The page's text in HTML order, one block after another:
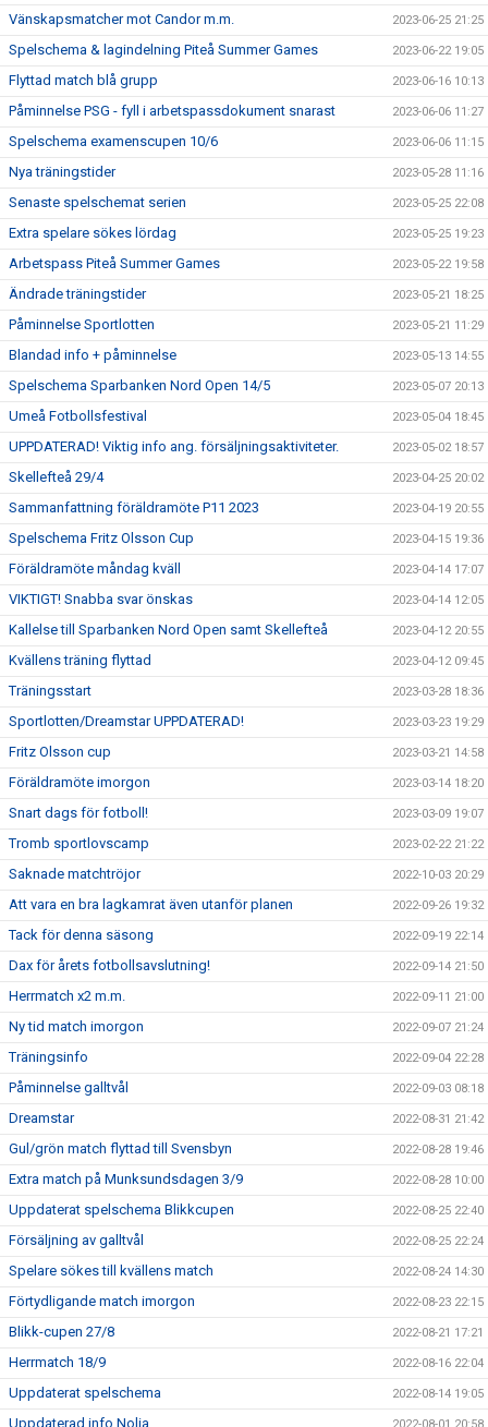
Vänskapsmatcher mot Candor m.m. 2023-06-25 21:25
Spelschema & lagindelning Piteå Summer Games 2023-06-22 19:05
Flyttad match blå grupp 2023-06-16 10:13
Påminnelse PSG - fyll i arbetspassdokument snarast 2023-06-06 11:27
Spelschema examenscupen 10/6 2023-06-06 11:15
Nya träningstider 2023-05-28 11:16
Senaste spelschemat serien 2023-05-25 22:08
Extra spelare sökes lördag 2023-05-25 19:23
Arbetspass Piteå Summer Games 2023-05-22 19:58
Ändrade träningstider 2023-05-21 18:25
Påminnelse Sportlotten 2023-05-21 11:29
Blandad info + påminnelse 2023-05-13 14:55
Spelschema Sparbanken Nord Open 14/5 2023-05-07 20:13
Umeå Fotbollsfestival 2023-05-04 18:45
UPPDATERAD! Viktig info ang. försäljningsaktiviteter. 2023-05-02 18:57
Skellefteå 29/4 2023-04-25 20:02
Sammanfattning föräldramöte P11 2023 2023-04-19 20:55
Spelschema Fritz Olsson Cup 2023-04-15 19:36
Föräldramöte måndag kväll 2023-04-14 17:07
VIKTIGT! Snabba svar önskas 2023-04-14 12:05
Kallelse till Sparbanken Nord Open samt Skellefteå 2023-04-12 20:55
Kvällens träning flyttad 2023-04-12 09:45
Träningsstart 2023-03-28 18:36
Sportlotten/Dreamstar UPPDATERAD! 2023-03-23 19:29
Fritz Olsson cup 2023-03-21 14:58
Föräldramöte imorgon 2023-03-14 18:20
Snart dags för fotboll! 2023-03-09 19:07
Tromb sportlovscamp 2023-02-22 21:22
Saknade matchtröjor 2022-10-03 20:29
Att vara en bra lagkamrat även utanför planen 2022-09-26 19:32
Tack för denna säsong 2022-09-19 22:14
Dax för årets fotbollsavslutning! 2022-09-14 21:50
Herrmatch x2 m.m. 2022-09-11 21:00
Ny tid match imorgon 2022-09-07 21:24
Träningsinfo 2022-09-04 22:28
Påminnelse galltvål 2022-09-03 08:18
Dreamstar 2022-08-31 21:42
Gul/grön match flyttad till Svensbyn 2022-08-28 19:46
Extra match på Munksundsdagen 3/9 2022-08-28 10:00
Uppdaterat spelschema Blikkcupen 2022-08-25 22:40
Försäljning av galltvål 2022-08-25 22:24
Spelare sökes till kvällens match 2022-08-24 14:30
Förtydligande match imorgon 2022-08-23 22:15
Blikk-cupen 27/8 2022-08-21 17:21
Herrmatch 18/9 2022-08-16 22:04
Uppdaterat spelschema 2022-08-14 19:05
Uppdaterad info Nolia